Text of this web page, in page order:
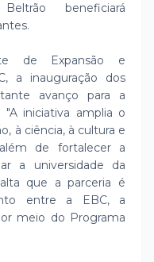
beneficiará
de Expansão e
a inauguração dos
avanço para a
"A iniciativa amplia o
à ciência, à cultura e
de fortalecer a
a universidade da
que a parceria é
entre a EBC, a
meio do Programa